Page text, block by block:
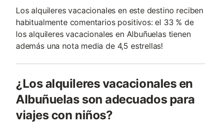
Los alquileres vacacionales en este destino reciben
habitualmente comentarios positivos: el 33 % de
los alquileres vacacionales en Albuñuelas tienen
además una nota media de 4,5 estrellas!
¿Los alquileres vacacionales en
Albuñuelas son adecuados para
viajes con niños?